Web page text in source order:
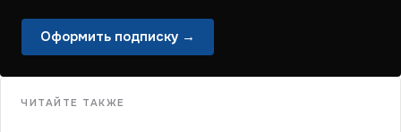
Оформить подписку →
ЧИТАЙТЕ ТАКЖЕ